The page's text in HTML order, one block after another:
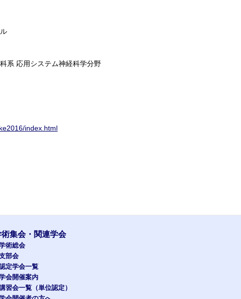
系 応用システム神経科学分野
index.html
術集会・関連学会
術総会
部会
定学会一覧
会開催案内
習会一覧（単位認定）